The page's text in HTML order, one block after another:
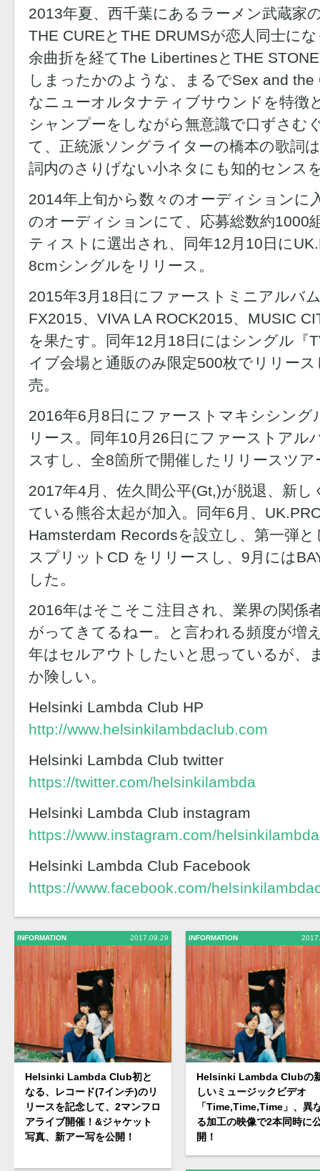
2013年夏、西千葉にあるラーメン武蔵家
THE CUREとTHE DRUMSが恋人同士に
余曲折を経てThe LibertinesとTHE
しまったかのような、まるでSex and
なニューオルタナティブサウンドを特徴
シャンプーをしながら無意識で口ずさむ
て、正統派ソングライターの橋本の歌詞
詞内のさりげない小ネタにも知的センス
2014年上旬から数々のオーディションに
のオーディションにて、応募総数約1000
ティストに選出され、同年12月10日に
8cmシングルをリリース。
2015年3月18日にファーストミニアルバ
FX2015、VIVA LA ROCK2015、MUSIC
を果たす。同年12月18日にはシングル『
イブ会場と通販のみ限定500枚でリリー
売。
2016年6月8日にファーストマキシシン
リース。同年10月26日にファーストアル
スすし、全8箇所で開催したリリースツ
2017年4月、佐久間公平(Gt,)が脱退、新
ている熊谷太起が加入。同年6月、
Hamsterdam Recordsを設立し、第一弾
スプリットCD をリリースし、9月には
した。
2016年はそこそこ注目され、業界の関係
がってきてるねー。と言われる頻度が増
年はセルアウトしたいと思っているが、
か険しい。
Helsinki Lambda Club HP
http://www.helsinkilambdaclub.com
Helsinki Lambda Club twitter
https://twitter.com/helsinkilambda
Helsinki Lambda Club instagram
https://www.instagram.com/helsinkilambda
Helsinki Lambda Club Facebook
https://www.facebook.com/
INFORMATION 2017.09.29
Helsinki Lambda Club初と
なる、レコード(7インチ)のリ
リースを記念して、2マンフロ
アライブ開催！&ジャケット
写真、新アー写を公開！
INFORMATION
Helsinki Lambda Clubの
しいミュージックビデオ
「Time,Time,Time」、異
る加工の映像で2本同時に
開！